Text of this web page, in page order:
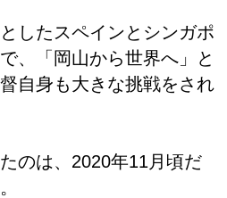
したスペインとシンガポ
、「岡山から世界へ」と
自身も大きな挑戦をされ
のは、2020年11月頃だ